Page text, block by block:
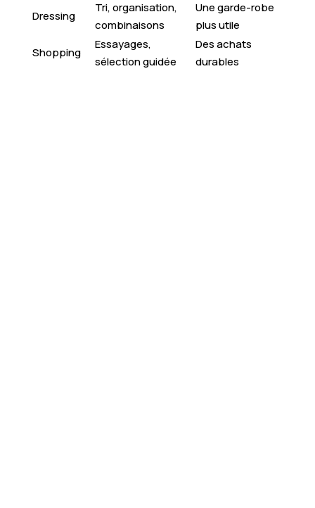
Dressing
Tri, organisation,
combinaisons
Une garde-robe
plus utile
Shopping
Essayages,
sélection guidée
Des achats
durables